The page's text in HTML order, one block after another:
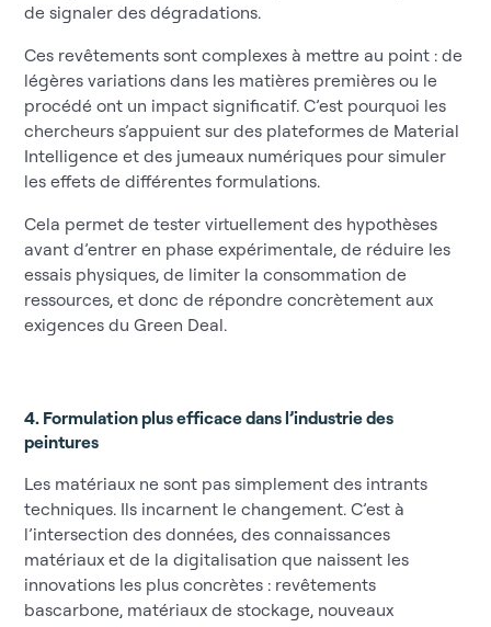
de signaler des dégradations.
Ces revêtements sont complexes à mettre au point : de
légères variations dans les matières premières ou le
procédé ont un impact significatif. C’est pourquoi les
chercheurs s’appuient sur des plateformes de Material
Intelligence et des jumeaux numériques pour simuler
les effets de différentes formulations.
Cela permet de tester virtuellement des hypothèses
avant d’entrer en phase expérimentale, de réduire les
essais physiques, de limiter la consommation de
ressources, et donc de répondre concrètement aux
exigences du Green Deal.
4. Formulation plus efficace dans l’industrie des
peintures
Les matériaux ne sont pas simplement des intrants
techniques. Ils incarnent le changement. C’est à
l’intersection des données, des connaissances
matériaux et de la digitalisation que naissent les
innovations les plus concrètes : revêtements
bascarbone, matériaux de stockage, nouveaux